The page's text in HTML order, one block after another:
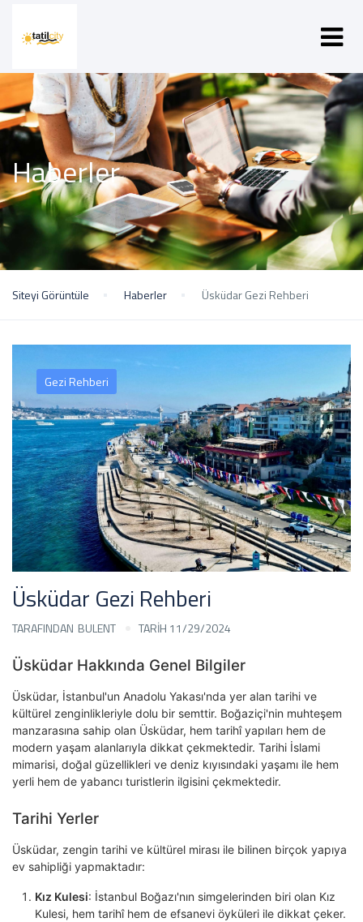
Haberler
Siteyi Görüntüle Haberler Üsküdar Gezi Rehberi
Gezi Rehberi
Üsküdar Gezi Rehberi
TARAFINDAN BULENT TARİH 11/29/2024
Üsküdar Hakkında Genel Bilgiler
Üsküdar, İstanbul'un Anadolu Yakası'nda yer alan tarihi ve
kültürel zenginlikleriyle dolu bir semttir. Boğaziçi'nin muhteşem
manzarasına sahip olan Üsküdar, hem tarihî yapıları hem de
modern yaşam alanlarıyla dikkat çekmektedir. Tarihi İslami
mimarisi, doğal güzellikleri ve deniz kıyısındaki yaşamı ile hem
yerli hem de yabancı turistlerin ilgisini çekmektedir.
Tarihi Yerler
Üsküdar, zengin tarihi ve kültürel mirası ile bilinen birçok yapıya
ev sahipliği yapmaktadır:
Kız Kulesi: İstanbul Boğazı'nın simgelerinden biri olan Kız
Kulesi, hem tarihî hem de efsanevi öyküleri ile dikkat çeker.